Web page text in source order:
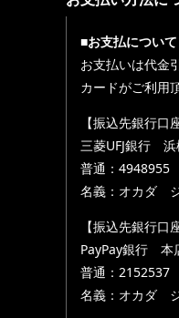
■お支払について
お支払いは代金
カードがご利用
【振込先銀行口
三菱UFJ銀行 浜
普通：4948955
名義：オカダ
【振込先銀行口
PayPay銀行 本
普通：2152537
名義：オカダ